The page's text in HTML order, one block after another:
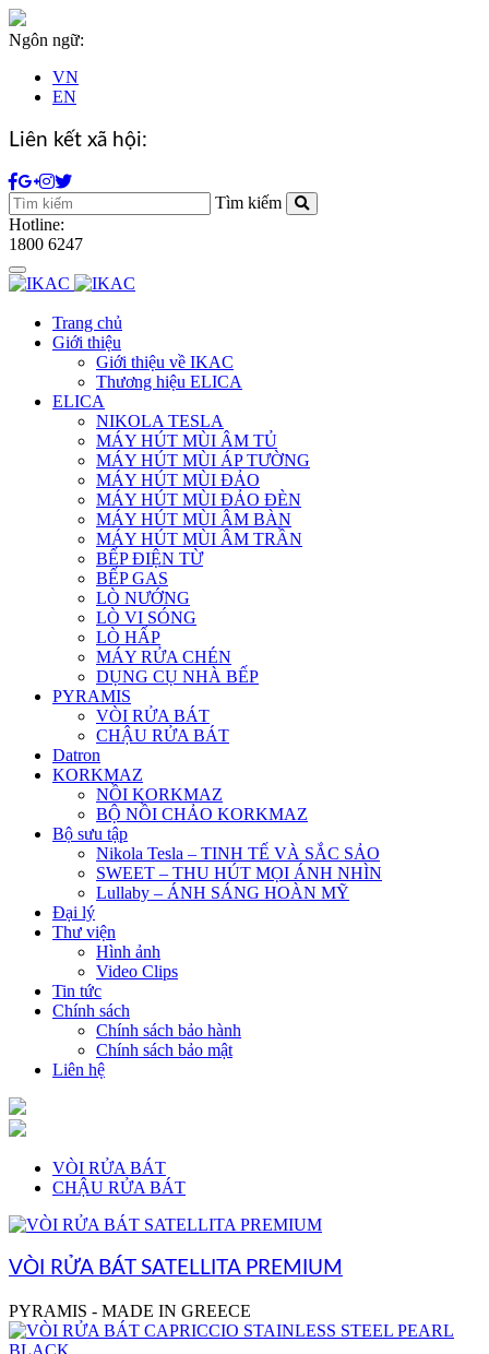
Ngôn ngữ:
VN
EN
Liên kết xã hội:
Tìm kiếm
Hotline:
1800 6247
Toggle
navigation
Trang chủ
Giới thiệu
Giới thiệu về IKAC
Thương hiệu ELICA
ELICA
NIKOLA TESLA
MÁY HÚT MÙI ÂM TỦ
MÁY HÚT MÙI ÁP TƯỜNG
MÁY HÚT MÙI ĐẢO
MÁY HÚT MÙI ĐẢO ĐÈN
MÁY HÚT MÙI ÂM BÀN
MÁY HÚT MÙI ÂM TRẦN
BẾP ĐIỆN TỪ
BẾP GAS
LÒ NƯỚNG
LÒ VI SÓNG
LÒ HẤP
MÁY RỬA CHÉN
DỤNG CỤ NHÀ BẾP
PYRAMIS
VÒI RỬA BÁT
CHẬU RỬA BÁT
Datron
KORKMAZ
NỒI KORKMAZ
BỘ NỒI CHẢO KORKMAZ
Bộ sưu tập
Nikola Tesla – TINH TẾ VÀ SẮC SẢO
SWEET – THU HÚT MỌI ÁNH NHÌN
Lullaby – ÁNH SÁNG HOÀN MỸ
Đại lý
Thư viện
Hình ảnh
Video Clips
Tin tức
Chính sách
Chính sách bảo hành
Chính sách bảo mật
Liên hệ
VÒI RỬA BÁT
CHẬU RỬA BÁT
VÒI RỬA BÁT SATELLITA PREMIUM
PYRAMIS - MADE IN GREECE